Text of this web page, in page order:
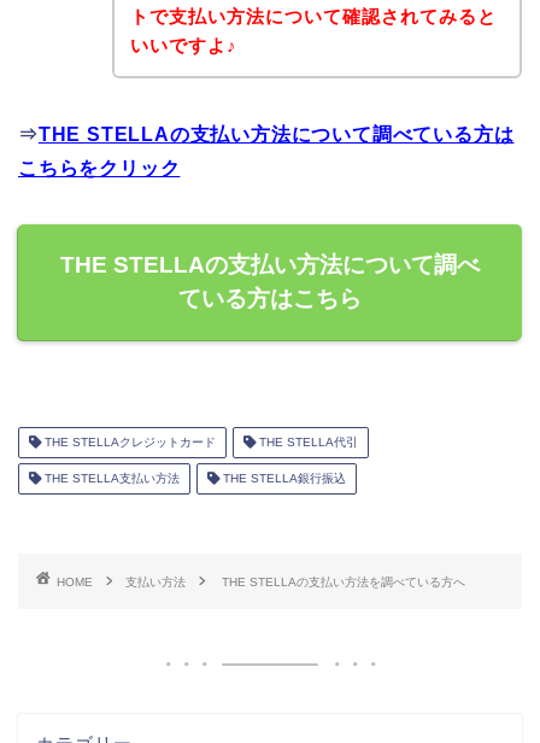
トで支払い方法について確認されてみると
いいですよ♪
⇒THE STELLAの支払い方法について調べている方は
こちらをクリック
THE STELLAの支払い方法について調べ
ている方はこちら
THE STELLAクレジットカード THE STELLA代引
THE STELLA支払い方法 THE STELLA銀行振込
HOME 支払い方法 THE STELLAの支払い方法を調べている方へ